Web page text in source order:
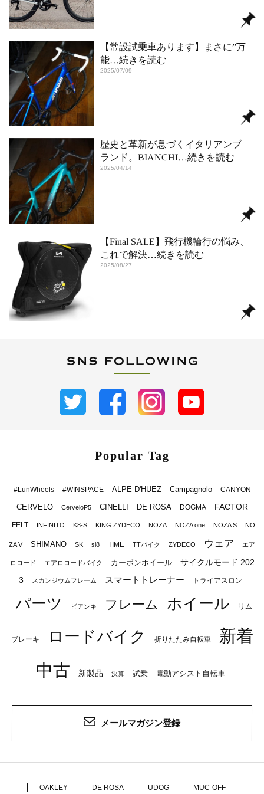
【常設試乗車あります】まさに”万
能…続きを読む
2025/07/09
歴史と革新が息づくイタリアンブ
ランド。BIANCHI…続きを読む
2025/04/14
【Final SALE】飛行機輪行の悩み、
これで解決…続きを読む
2025/08/27
Popular Tag
#LunWheels #WINSPACE ALPE D'HUEZ Campagnolo CANYON
CERVELO CerveloP5 CINELLI DE ROSA DOGMA FACTOR
FELT INFINITO K8-S KING ZYDECO NOZA NOZA one NOZA S NO
ZA V SHIMANO SK sl8 TIME TTバイク ZYDECO ウェア エア
ロロード エアロロードバイク カーボンホイール
サイクルモード 202
3
スカンジウムフレーム スマートトレーナー トライアスロン
パーツ ビアンキ フレーム ホイール リム
ブレーキ ロードバイク 折りたたみ自転車
新着
中古
新製品 決算 試乗 電動アシスト自転車
メールマガジン登録
OAKLEY DE ROSA UDOG
MUC-OFF